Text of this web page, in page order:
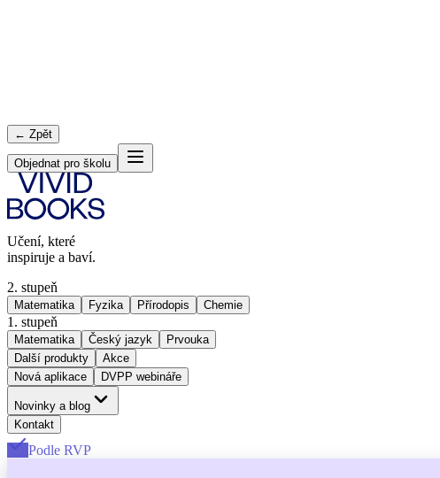
← Zpět
Objednat pro školu
Učení, které
inspiruje a baví.
2. stupeň
Matematika Fyzika Přírodopis Chemie
1. stupeň
Matematika Český jazyk
Prvouka
Další produkty
Akce
Nová aplikace
DVPP webináře
Novinky a blog
Kontakt
Podle RVP